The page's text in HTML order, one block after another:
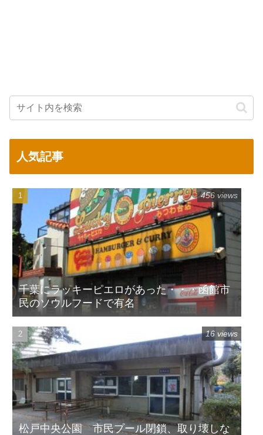
人気記事
千葉にラッキーピエロがあった・・・函館市
民のソウルフードで有名
456 views
松戸中央公園 市民プール閉鎖、取り壊しな
16 views